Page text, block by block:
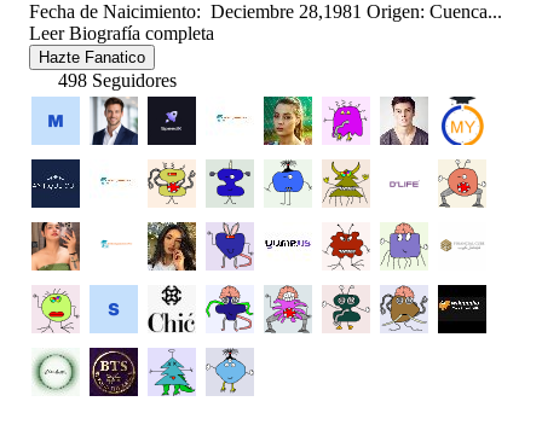
Fecha de Naicimiento: Deciembre 28,1981 Origen: Cuenca...
Leer Biografía completa
Hazte Fanatico
498 Seguidores